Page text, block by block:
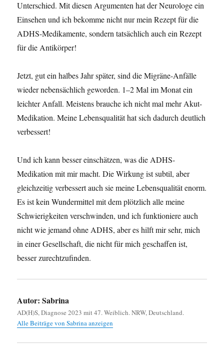
Unterschied. Mit diesen Argumenten hat der Neurologe ein
Einsehen und ich bekomme nicht nur mein Rezept für die
ADHS-Medikamente, sondern tatsächlich auch ein Rezept
für die Antikörper!
Jetzt, gut ein halbes Jahr später, sind die Migräne-Anfälle
wieder nebensächlich geworden. 1–2 Mal im Monat ein
leichter Anfall. Meistens brauche ich nicht mal mehr Akut-
Medikation. Meine Lebensqualität hat sich dadurch deutlich
verbessert!
Und ich kann besser einschätzen, was die ADHS-
Medikation mit mir macht. Die Wirkung ist subtil, aber
gleichzeitig verbessert auch sie meine Lebensqualität enorm.
Es ist kein Wundermittel mit dem plötzlich alle meine
Schwierigkeiten verschwinden, und ich funktioniere auch
nicht wie jemand ohne ADHS, aber es hilft mir sehr, mich
in einer Gesellschaft, die nicht für mich geschaffen ist,
besser zurechtzufinden.
Autor: Sabrina
AD(H)S, Diagnose 2023 mit 47. Weiblich. NRW, Deutschland.
Alle Beiträge von Sabrina anzeigen